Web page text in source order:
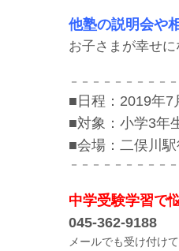
他塾の説明会や
お子さまが幸せ
－－－－－－－－－
■日程：2019年
■対象：小学3年
■会場：二俣川
－－－－－－－－－
中学受験学習で
045-362-9188
メールでも受け付けて